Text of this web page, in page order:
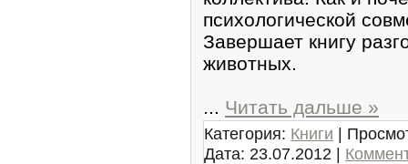
психологической
Завершает книгу
животных.
... Читать дальше »
Категория: Книги |
Дата: 23.07.2012 |